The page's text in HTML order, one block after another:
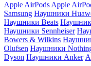
Apple AirPods Apple
Samsung Наушники
Наушники Beats
Наушники Sennheiser
Bowers & Wilkins
Olufsen Наушники
Dyson Наушники Anker